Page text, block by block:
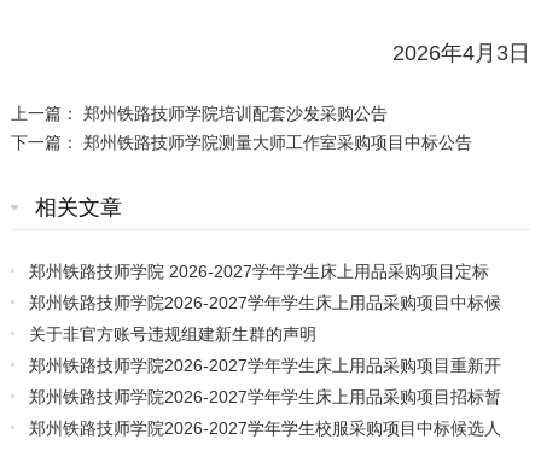
2026年4月3日
上一篇： 郑州铁路技师学院培训配套沙发采购公告
下一篇： 郑州铁路技师学院测量大师工作室采购项目中标公告
相关文章
郑州铁路技师学院 2026-2027学年学生床上用品采购项目定标
通知书
郑州铁路技师学院2026-2027学年学生床上用品采购项目中标候
选人公示
关于非官方账号违规组建新生群的声明
郑州铁路技师学院2026-2027学年学生床上用品采购项目重新开
标公告
郑州铁路技师学院2026-2027学年学生床上用品采购项目招标暂
停公告
郑州铁路技师学院2026-2027学年学生校服采购项目中标候选人